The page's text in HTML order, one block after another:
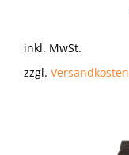
inkl. MwSt.
zzgl. Versandkosten